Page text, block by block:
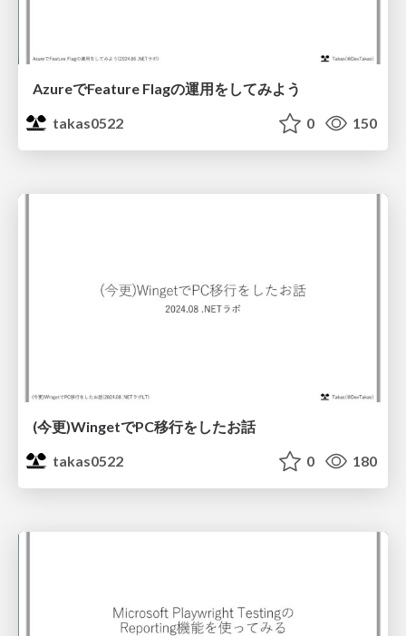
AzureでFeature Flagの運用をしてみよう
takas0522
0 150
(今更)WingetでPC移行をしたお話
takas0522
0 180